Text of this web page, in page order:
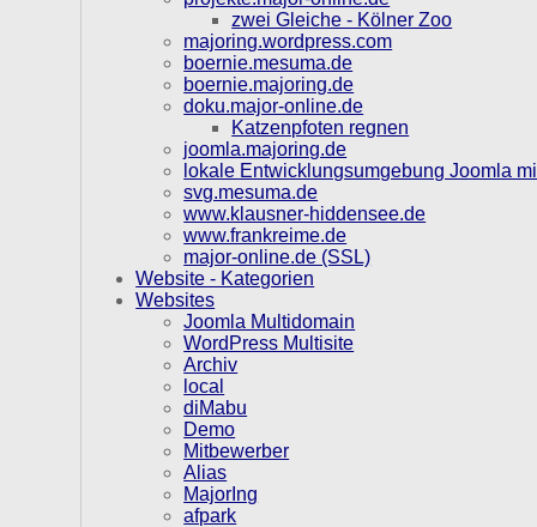
zwei Gleiche - Kölner Zoo
majoring.wordpress.com
boernie.mesuma.de
boernie.majoring.de
doku.major-online.de
Katzenpfoten regnen
joomla.majoring.de
lokale Entwicklungsumgebung Joomla
svg.mesuma.de
www.klausner-hiddensee.de
www.frankreime.de
major-online.de (SSL)
Website - Kategorien
Websites
Joomla Multidomain
WordPress Multisite
Archiv
local
diMabu
Demo
Mitbewerber
Alias
MajorIng
afpark